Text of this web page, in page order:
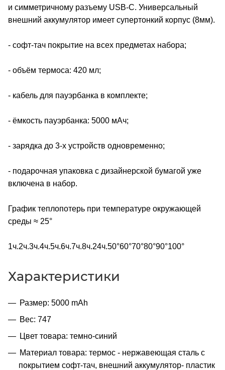
и симметричному разъему USB-C. Универсальный
внешний аккумулятор имеет супертонкий корпус (8мм).
- софт-тач покрытие на всех предметах набора;
- объём термоса: 420 мл;
- кабель для пауэрбанка в комплекте;
- ёмкость пауэрбанка: 5000 мАч;
- зарядка до 3-х устройств одновременно;
- подарочная упаковка с дизайнерской бумагой уже
включена в набор.
График теплопотерь при температуре окружающей
среды ≈ 25°
1ч.2ч.3ч.4ч.5ч.6ч.7ч.8ч.24ч.50°60°70°80°90°100°
Характеристики
Размер: 5000 mAh
Вес: 747
Цвет товара: темно-синий
Материал товара: термос - нержавеющая cталь с
покрытием софт-тач, внешний аккумулятор- пластик